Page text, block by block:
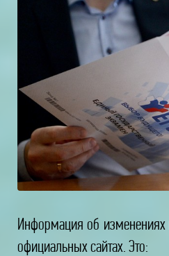
Информация об изменениях
официальных сайтах. Это: